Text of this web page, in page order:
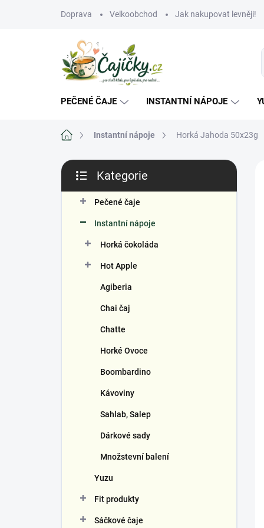
Doprava Velkoobchod Jak nakupovat levněji!
PEČENÉ ČAJE INSTANTNÍ NÁPOJE
Domů Instantní nápoje Horká Jahoda 50x23g
P
s
kategorie
Kategorie
Pečené čaje
Instantní nápoje
Horká čokoláda
Hot Apple
Agiberia
Chai čaj
Chatte
Horké Ovoce
Boombardino
Kávoviny
Sahlab, Salep
Dárkové sady
Množstevní balení
Yuzu
Fit produkty
Sáčkové čaje